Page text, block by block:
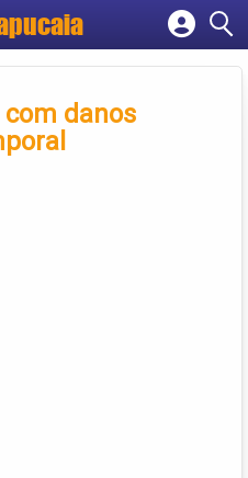
empresa
conta
com danos